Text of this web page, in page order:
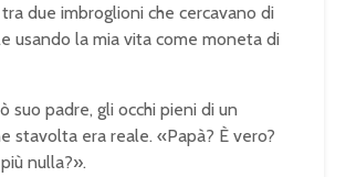
due imbroglioni che cercavano di
usando la mia vita come moneta di
suo padre, gli occhi pieni di un
stavolta era reale. «Papà? È vero?
nulla?».